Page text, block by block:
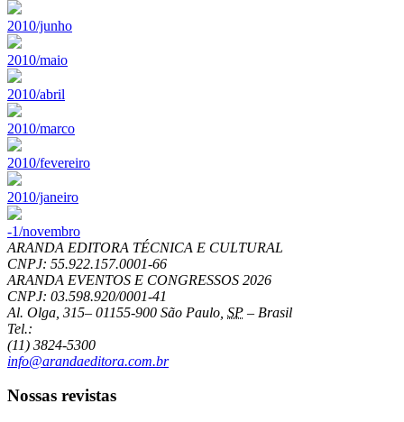
2010/junho
2010/maio
2010/abril
2010/marco
2010/fevereiro
2010/janeiro
-1/novembro
ARANDA EDITORA TÉCNICA E CULTURAL
CNPJ: 55.922.157.0001-66
ARANDA EVENTOS E CONGRESSOS 2026
CNPJ: 03.598.920/0001-41
Al. Olga, 315– 01155-900 São Paulo SP – Brasil
Tel.:
(11) 3824-5300
info@arandaeditora.com.br
Nossas revistas